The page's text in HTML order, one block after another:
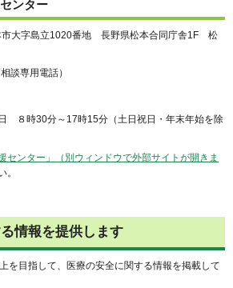
ンター
大字島立1020番地 長野県松本合同庁舎1F 松
談専用電話）
８時30分～17時15分（土日祝日・年末年始を除
センター」（別ウィンドウで外部サイトが開きま
。
情報を提供します
を目指して、医療の安全に関する情報を掲載して